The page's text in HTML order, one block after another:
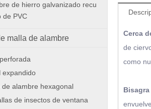
de hierro galvanizado recu
de PVC
malla de alambre
expandido
de alambre hexagonal
de insectos de ventana
Cerca
de
como